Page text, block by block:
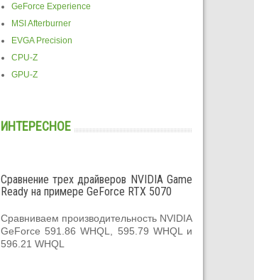
GeForce Experience
MSI Afterburner
EVGA Precision
CPU-Z
GPU-Z
ИНТЕРЕСНОЕ
Сравнение трех драйверов NVIDIA Game
Ready на примере GeForce RTX 5070
Сравниваем производительность NVIDIA
GeForce 591.86 WHQL, 595.79 WHQL и
596.21 WHQL